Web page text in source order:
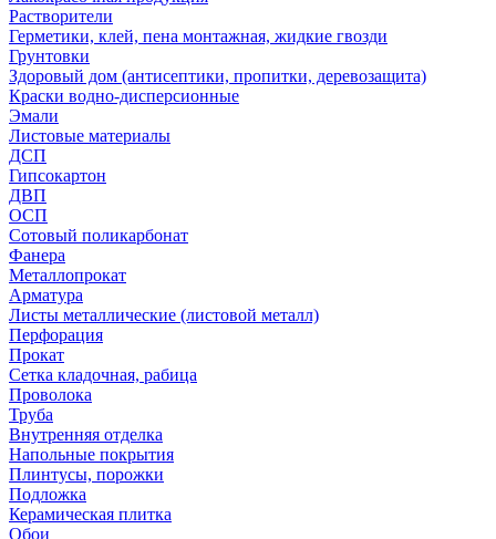
Растворители
Герметики, клей, пена монтажная, жидкие гвозди
Грунтовки
Здоровый дом (антисептики, пропитки, деревозащита)
Краски водно-дисперсионные
Эмали
Листовые материалы
ДСП
Гипсокартон
ДВП
ОСП
Сотовый поликарбонат
Фанера
Металлопрокат
Арматура
Листы металлические (листовой металл)
Перфорация
Прокат
Сетка кладочная, рабица
Проволока
Труба
Внутренняя отделка
Напольные покрытия
Плинтусы, порожки
Подложка
Керамическая плитка
Обои